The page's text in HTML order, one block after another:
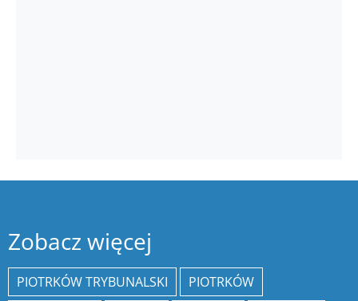
Zobacz więcej
PIOTRKÓW TRYBUNALSKI
PIOTRKÓW